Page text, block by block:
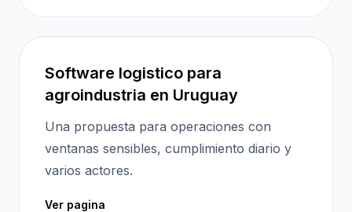
Software logistico para
agroindustria en Uruguay
Una propuesta para operaciones con
ventanas sensibles, cumplimiento diario y
varios actores.
Ver pagina